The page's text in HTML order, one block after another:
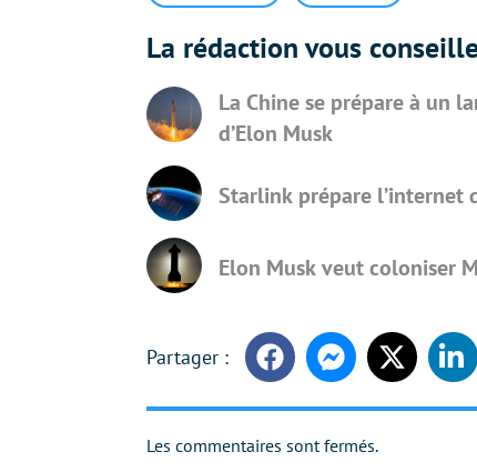
La rédaction vous
La Chine se prépare à un
d’Elon Musk
Starlink prépare l’internet
Elon Musk veut coloniser
FacebookMessengerTwitter
Les commentaires sont fermés.